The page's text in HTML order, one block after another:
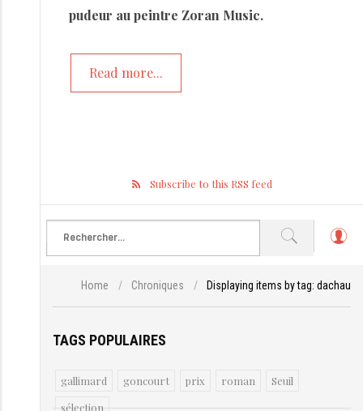
pudeur au peintre Zoran Music.
Read more...
Subscribe to this RSS feed
g
in
Home / Chroniques / Displaying items by tag: dachau
TAGS POPULAIRES
gallimard goncourt prix roman
Seuil
sélection